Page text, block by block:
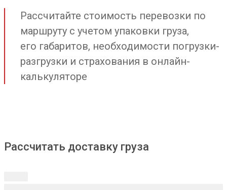
Рассчитайте стоимость перевозки по
маршруту с учетом упаковки груза,
его габаритов, необходимости погрузки-
разгрузки и страхования в онлайн-
калькуляторе
Рассчитать доставку груза